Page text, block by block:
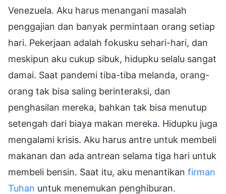
Venezuela. Aku harus menangani masalah
penggajian dan banyak permintaan orang setiap
hari. Pekerjaan adalah fokusku sehari-hari, dan
meskipun aku cukup sibuk, hidupku selalu sangat
damai. Saat pandemi tiba-tiba melanda, orang-
orang tak bisa saling berinteraksi, dan
penghasilan mereka, bahkan tak bisa menutup
setengah dari biaya makan mereka. Hidupku juga
mengalami krisis. Aku harus antre untuk membeli
makanan dan ada antrean selama tiga hari untuk
membeli bensin. Saat itu, aku menantikan firman
Tuhan untuk menemukan penghiburan.